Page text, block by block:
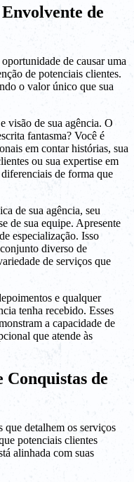
de
de causar uma
de potenciais clientes.
o valor único que sua
visão de sua agência. O
fantasma? Você é
em contar histórias, sua
ou sua expertise em
de forma que
de sua agência, seu
de sua equipe. Apresente
especialização. Isso
diverso de
de serviços que
e qualquer
tenha recebido. Esses
a capacidade de
que atende às
Conquistas de
que detalhem os serviços
potenciais clientes
alinhada com suas